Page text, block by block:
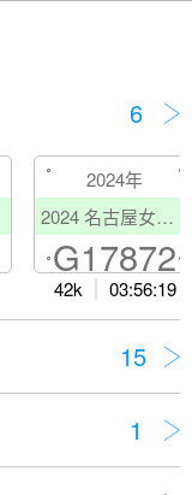
6
2024年
2024 名古屋女子馬拉松
G17872
42k 03:56:19
15
1